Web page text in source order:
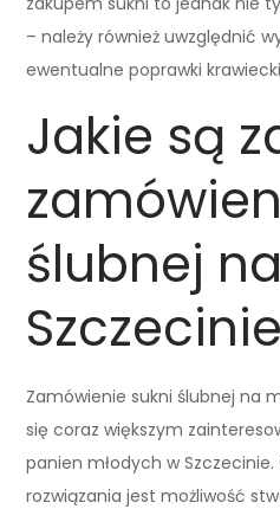
– należy również uwzględnić
ewentualne poprawki
Jakie są
ślubnej
Szczecinie
Zamówienie sukni ślubnej na
się coraz większym
panien młodych w
rozwiązania jest możliwość